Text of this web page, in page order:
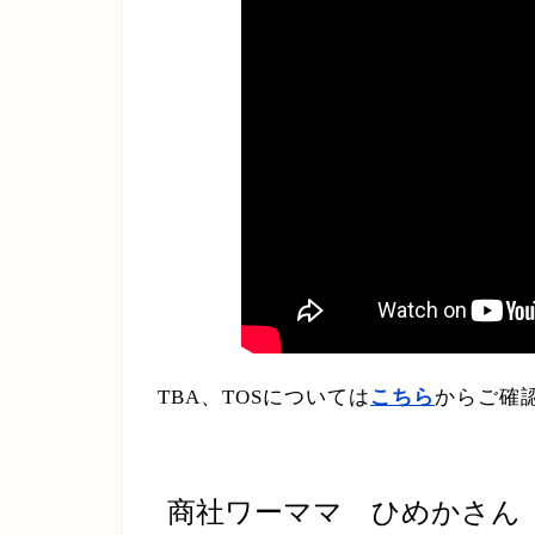
TBA、TOSについては こちら からご確
商社ワーママ ひめかさん